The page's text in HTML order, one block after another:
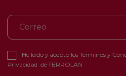
He leído y acepto los Términos y
Privacidad de FERROLAN